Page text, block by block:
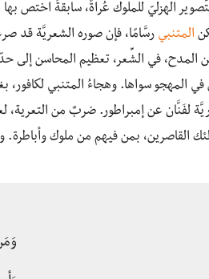
الهزليّ للملوك عُراةً، سابقةً اختص
المتنبي رسَّامًا، فإن صوره الشعريَّة قد
المدح، في الشِّعر، تعظيم المحاسن إلى حدّ
المهجو سواها. وهجاءُ المتنبي
لفَنَّان عن إمبراطور. ضربٌ من
القاصرين، بمن فيهم من ملوك